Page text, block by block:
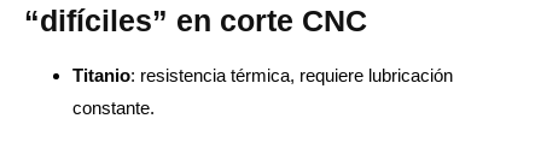
“difíciles” en corte CNC
Titanio: resistencia térmica, requiere lubricación
constante.